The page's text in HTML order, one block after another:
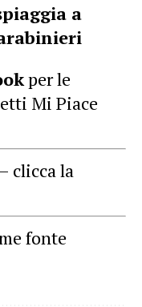
a
per le
Mi Piace
clicca la
fonte